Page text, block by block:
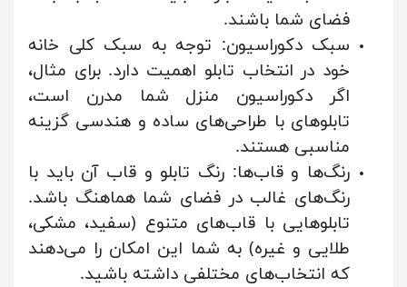
فضای شما باشند.
سبک دکوراسیون: توجه به سبک کلی خانه
خود در انتخاب تابلو اهمیت دارد. برای مثال،
اگر دکوراسیون منزل شما مدرن است،
تابلوهای با طراحی‌های ساده و هندسی گزینه
مناسبی هستند.
رنگ‌ها و قاب‌ها: رنگ تابلو و قاب آن باید با
رنگ‌های غالب در فضای شما هماهنگ باشد.
تابلوهایی با قاب‌های متنوع (سفید، مشکی،
طلایی و غیره) به شما این امکان را می‌دهند
که انتخاب‌های مختلفی داشته باشید.